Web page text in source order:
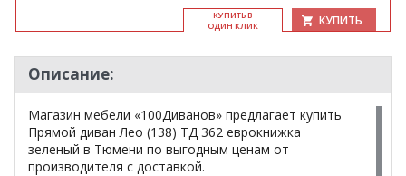
КУ­ПИТЬ В
ОДИН КЛИК
КУПИТЬ
Описание:
Магазин мебели «100Диванов» предлагает купить
Прямой диван Лео (138) ТД 362 еврокнижка
зеленый в Тюмени по выгодным ценам от
производителя с доставкой.